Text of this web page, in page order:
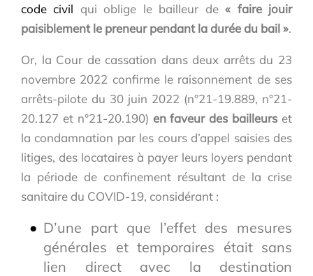
code civil qui oblige le bailleur de« faire jouir
paisiblement le preneur pendant la durée du bail ».
Or, la Cour de cassation dans deux arrêts du 23
novembre 2022 confirme le raisonnement de ses
arrêts-pilote du 30 juin 2022 (n°21-19.889, n°21-
20.127 et n°21-20.190) en faveur des bailleurset
la condamnation par les cours d’appel saisies des
litiges, des locataires à payer leurs loyers pendant
la période de confinement résultant de la crise
sanitaire du COVID-19, considérant :
D’une part que l’effet des mesures
générales et temporaires était sans
lien direct avec la destination